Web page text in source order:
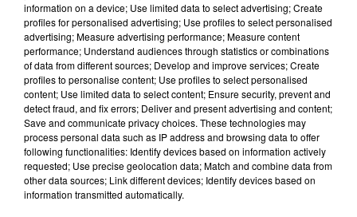
information on a device; Use limited data to select advertising; Create
profiles for personalised advertising; Use profiles to select personalised
advertising; Measure advertising performance; Measure content
performance; Understand audiences through statistics or combinations
of data from different sources; Develop and improve services; Create
profiles to personalise content; Use profiles to select personalised
content; Use limited data to select content; Ensure security, prevent and
detect fraud, and fix errors; Deliver and present advertising and content;
Save and communicate privacy choices. These technologies may
process personal data such as IP address and browsing data to offer
following functionalities: Identify devices based on information actively
requested; Use precise geolocation data; Match and combine data from
other data sources; Link different devices; Identify devices based on
information transmitted automatically.